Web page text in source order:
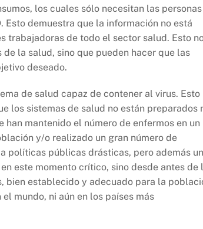
los cuales sólo necesitan las personas
demuestra que la información no está
trabajadoras de todo el sector salud. Esto
la salud, sino que pueden hacer que las
deseado.
de salud capaz de contener al virus. Esto
los sistemas de salud no están preparados
mantenido el número de enfermos en un
y/o realizado un gran número de
políticas públicas drásticas, pero además
este momento crítico, sino desde antes de
bien establecido y adecuado para la
mundo, ni aún en los países más